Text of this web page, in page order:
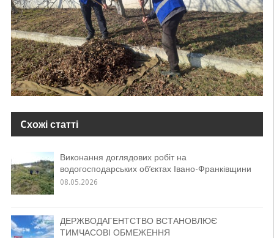
Cхожі статті
Виконання доглядових робіт на
водогосподарських об’єктах Івано-Франківщини
08.05.2026
ДЕРЖВОДАГЕНТСТВО ВСТАНОВЛЮЄ
ТИМЧАСОВІ ОБМЕЖЕННЯ